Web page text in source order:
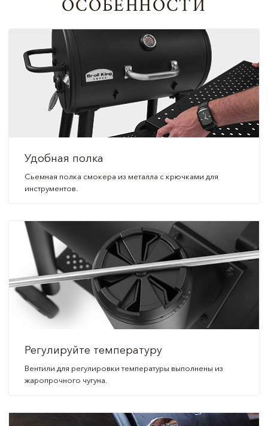
ОСОБЕННОСТИ
Удобная полка
Сьемная полка смокера из металла с крючками для
инструментов.
Регулируйте температуру
Вентили для регулировки температуры выполнены из
жаропрочного чугуна.